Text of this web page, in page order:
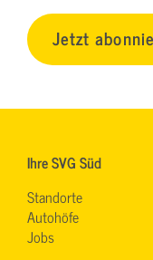
Jetzt
Ihre SVG Süd
Standorte
Autohöfe
Jobs